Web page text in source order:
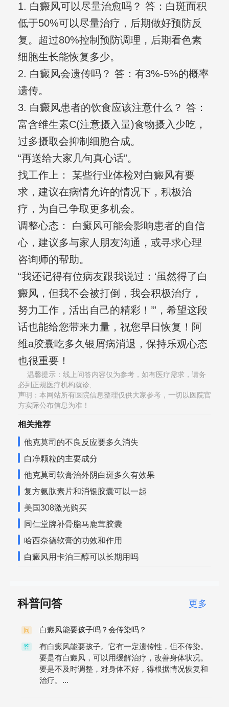
1. 白癜风可以尽量治愈吗？ 答：白斑面积
低于50%可以尽量治疗，后期做好预防反
复。超过80%控制预防调理，后期看色素
细胞生长能恢复多少。
2. 白癜风会遗传吗？ 答：有3%-5%的概率
遗传。
3. 白癜风患者的饮食应该注意什么？ 答：
富含维生素C(注意摄入量)食物摄入少吃，
过多摄取会抑制细胞合成。
“再送给大家几句真心话”。
找工作上： 某些行业体检对白癜风有要
求，建议在病情允许的情况下，积极治
疗，为自己争取更多机会。
调整心态： 白癜风可能会影响患者的自信
心，建议多与家人朋友沟通，或寻求心理
咨询师的帮助。
“我还记得有位病友跟我说过：‘虽然得了白
癜风，但我不会被打倒，我会积极治疗，
努力工作，活出自己的精彩！’”，希望这段
话也能给您带来力量，祝您早日恢复！阿
维a胶囊吃多久银屑病消退，保持乐观心态
也很重要！
温馨提示：线上问答内容仅为参考，如有医疗需求，请务
必到正规医疗机构就诊,
声明：本网站所有医院信息整理仅供大家参考，一切以医院官
方实际公布信息为准！
相关推荐
他克莫司的不良反应要多久消失
白净颗粒的主要成分
他克莫司软膏治外阴白斑多久有效果
复方氨肽素片和消银胶囊可以一起
美国308激光购买
同仁堂牌补骨脂马鹿茸胶囊
哈西奈德软膏的功效和作用
白癜风用卡泊三醇可以长期用吗
科普问答 更多
问 白癜风能要孩子吗？会传染吗？
答
有白癜风能要孩子。它有一定遗传性，但不传染。
要是有白癜风，可以用缓解治疗，改善身体状况。
要是不及时调整，对身体不好，得根据情况恢复和
治疗。...